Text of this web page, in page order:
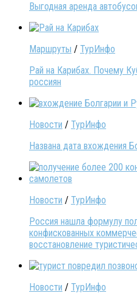
Выгодная аренда
Маршруты / ТурИнфо
Рай на Карибах. Почему
россиян
Новости / ТурИнфо
Названа дата вхождения
Новости / ТурИнфо
Россия нашла формулу
конфискованных
восстановление
Новости / ТурИнфо